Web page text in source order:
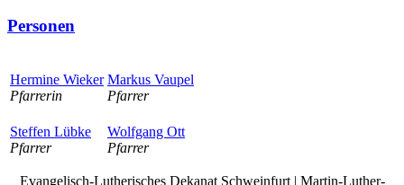
Personen
Hermine Wieker
Pfarrerin
Markus Vaupel
Pfarrer
Steffen Lübke
Pfarrer
Wolfgang Ott
Pfarrer
Evangelisch-Lutherisches Dekanat Schweinfurt | Martin-Luther-